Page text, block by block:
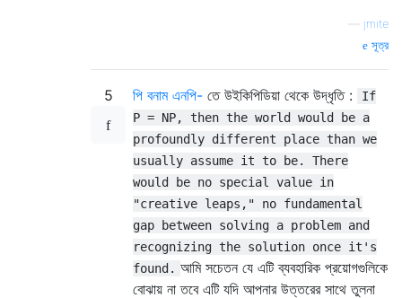
jmite
সূত্র
5 পি বনাম এনপি- তে উইকিপিডিয়া থেকে উদ্ধৃতি :
If
P = NP, then the world would be a
profoundly different place than we
usually assume it to be. There
would be no special value in
"creative leaps," no fundamental
gap between solving a problem and
recognizing the solution once it's
found. আমি সচেতন যে এটি ব্যবহারিক প্রয়োগগুলিকে
বোঝায় না তবে এটি যদি আপনার উত্তরের সাথে তুলনা